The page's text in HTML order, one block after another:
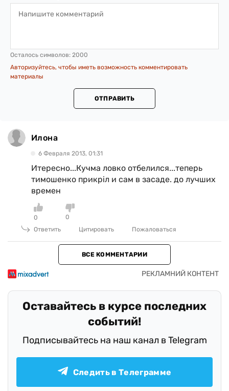
Осталось символов: 2000
Авторизуйтесь, чтобы иметь возможность комментировать
материалы
ОТПРАВИТЬ
Илона
6 Февраля 2013, 01:31
Итересно...Кучма ловко отбелился...теперь
тимошенко прикріл и сам в засаде. до лучших
времен
0
0
Ответить
Цитировать Пожаловаться
ВСЕ КОММЕНТАРИИ
Оставайтесь в курсе последних
событий!
Подписывайтесь на наш канал в Telegram
Следить в Телеграмме